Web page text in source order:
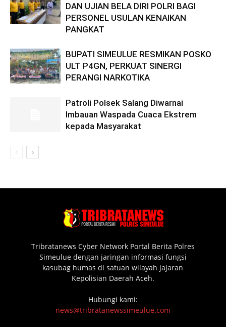
DAN UJIAN BELA DIRI POLRI BAGI
PERSONEL USULAN KENAIKAN
PANGKAT
BUPATI SIMEULUE RESMIKAN POSKO
ULT P4GN, PERKUAT SINERGI
PERANGI NARKOTIKA
Patroli Polsek Salang Diwarnai
Imbauan Waspada Cuaca Ekstrem
kepada Masyarakat
Tribratanews Cyber Network Portal Berita Polres
Simeulue dengan jaringan informasi fungsi
kasubag humas di satuan wilayah jajaran
Kepolisian Daerah Aceh.
Hubungi kami:
news@tribratanewssimeulue.com